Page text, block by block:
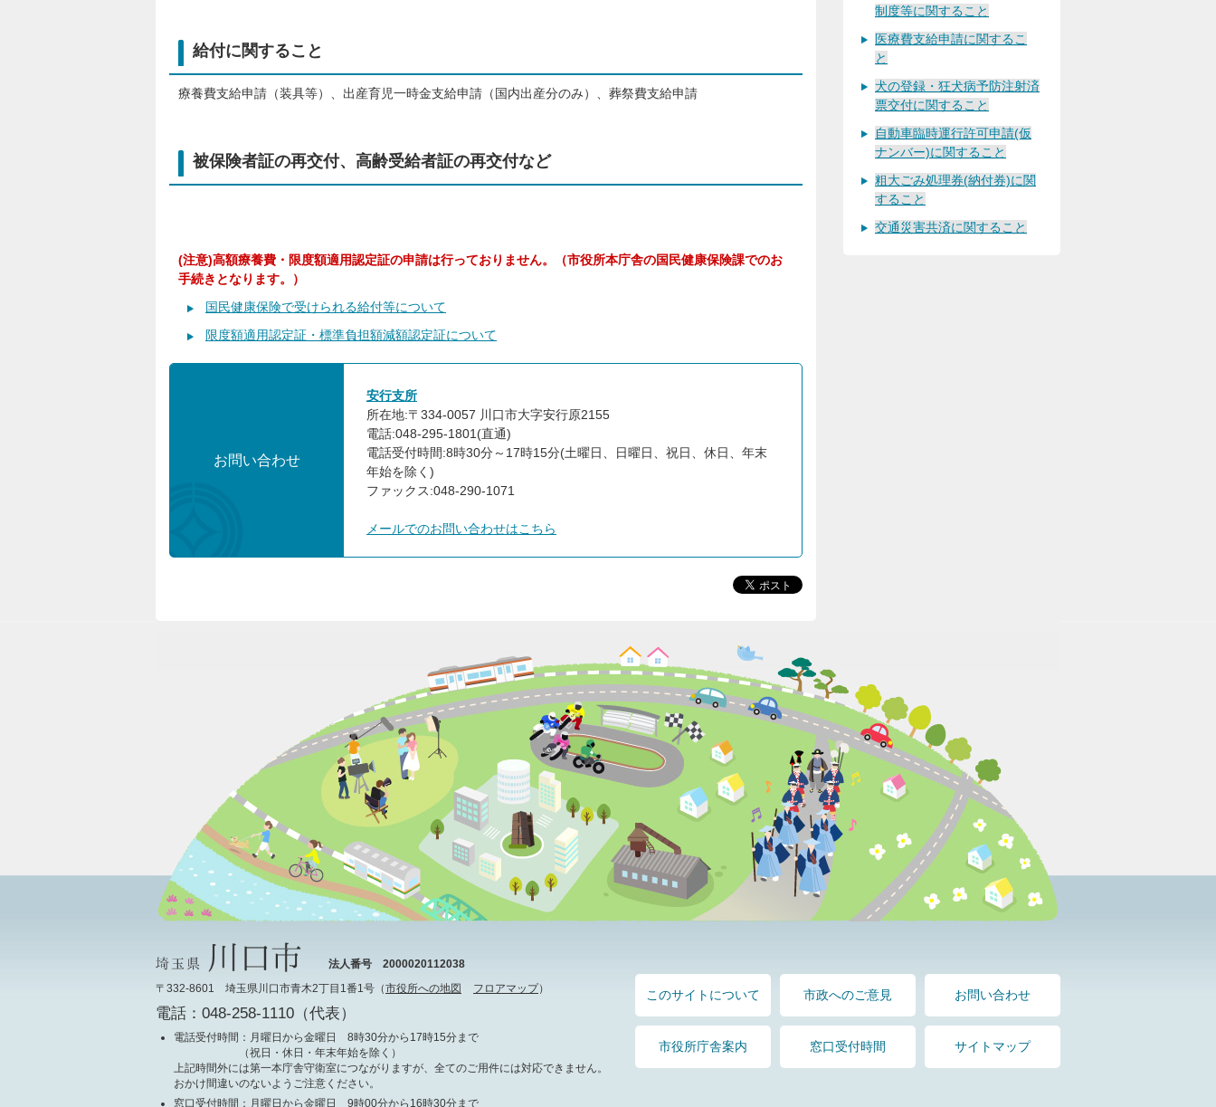
給付に関すること
療養費支給申請（装具等）、出産育児一時金支給申請（国内出産分のみ）、葬祭費支給申請
被保険者証の再交付、高齢受給者証の再交付など
(注意)高額療養費・限度額適用認定証の申請は行っておりません。（市役所本庁舎の国民健康保険課でのお
手続きとなります。）
国民健康保険で受けられる給付等について
限度額適用認定証・標準負担額減額認定証について
お問い合わせ
安行支所
所在地:〒334-0057 川口市大字安行原2155
電話:048-295-1801(直通)
電話受付時間:8時30分～17時15分(土曜日、日曜日、祝日、休日、年末
年始を除く)
ファックス:048-290-1071
メールでのお問い合わせはこちら
制度等に関すること
医療費支給申請に関するこ
と
犬の登録・狂犬病予防注射済
票交付に関すること
自動車臨時運行許可申請(仮
ナンバー)に関すること
粗大ごみ処理券(納付券)に関
すること
交通災害共済に関すること
法人番号 2000020112038
〒332-8601 埼玉県川口市青木2丁目1番1号（市役所への地図 フロアマップ）
電話：048-258-1110（代表）
電話受付時間 ：月曜日から金曜日 8時30分から17時15分まで
（祝日・休日・年末年始を除く）
上記時間外には第一本庁舎守衛室につながりますが、全てのご用件には対応できません。
おかけ間違いのないようご注意ください。
窓口受付時間 ：月曜日から金曜日 9時00分から16時30分まで
このサイトについて 市政へのご意見 お問い合わせ
市役所庁舎案内 窓口受付時間 サイトマップ